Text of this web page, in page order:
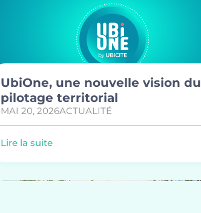
UbiOne, une nouvelle vision du
pilotage territorial
MAI 20, 2026ACTUALITÉ
Lire la suite